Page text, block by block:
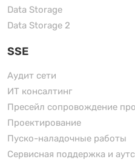
Data Storage
Data Storage 2
SSE
Аудит сети
ИТ консалтинг
Пресейл сопровождение
Проектирование
Пуско-наладочные работы
Сервисная поддержка и